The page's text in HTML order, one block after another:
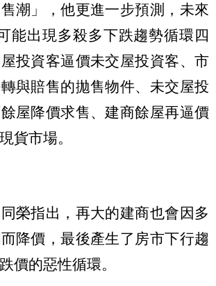
潮」，他更進一步預測，未來
能出現多殺多下跌趨勢循環四
投資客逼價未交屋投資客、市
與賠售的拋售物件、未交屋投
屋降價求售、建商餘屋再逼價
貨市場。
榮指出，再大的建商也會因多
降價，最後產生了房市下行趨
價的惡性循環。